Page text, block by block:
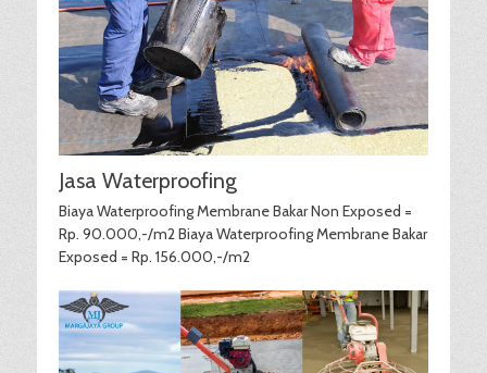
Jasa Waterproofing
Biaya Waterproofing Membrane Bakar Non Exposed =
Rp. 90.000,-/m2 Biaya Waterproofing Membrane Bakar
Exposed = Rp. 156.000,-/m2